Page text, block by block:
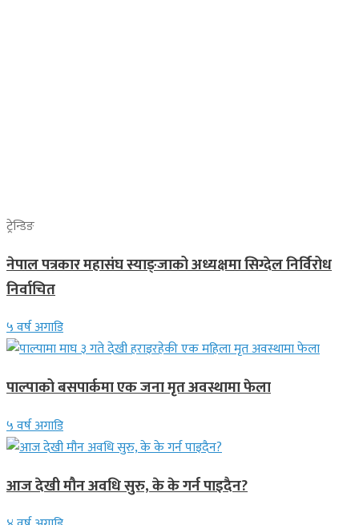
ट्रेन्डिङ
नेपाल पत्रकार महासंघ स्याङ्जाको अध्यक्षमा सिग्देल निर्विरोध
निर्वाचित
५ वर्ष अगाडि
पाल्पाको बसपार्कमा एक जना मृत अवस्थामा फेला
५ वर्ष अगाडि
आज देखी मौन अवधि सुरु, के के गर्न पाइदैन?